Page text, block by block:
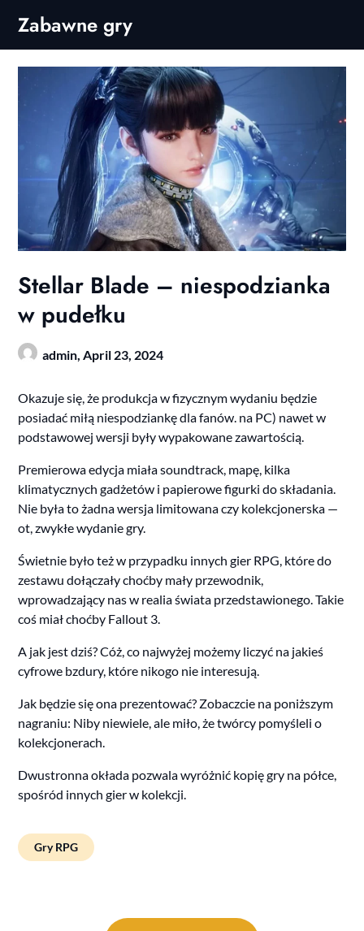
content
Zabawne gry
Stellar Blade – niespodzianka
w pudełku
admin, April 23, 2024
Okazuje się, że produkcja w fizycznym wydaniu będzie
posiadać miłą niespodziankę dla fanów. na PC) nawet w
podstawowej wersji były wypakowane zawartością.
Premierowa edycja miała soundtrack, mapę, kilka
klimatycznych gadżetów i papierowe figurki do składania.
Nie była to żadna wersja limitowana czy kolekcjonerska —
ot, zwykłe wydanie gry.
Świetnie było też w przypadku innych gier RPG, które do
zestawu dołączały choćby mały przewodnik,
wprowadzający nas w realia świata przedstawionego. Takie
coś miał choćby Fallout 3.
A jak jest dziś? Cóż, co najwyżej możemy liczyć na jakieś
cyfrowe bzdury, które nikogo nie interesują.
Jak będzie się ona prezentować? Zobaczcie na poniższym
nagraniu: Niby niewiele, ale miło, że twórcy pomyśleli o
kolekcjonerach.
Dwustronna okłada pozwala wyróżnić kopię gry na półce,
spośród innych gier w kolekcji.
Gry RPG